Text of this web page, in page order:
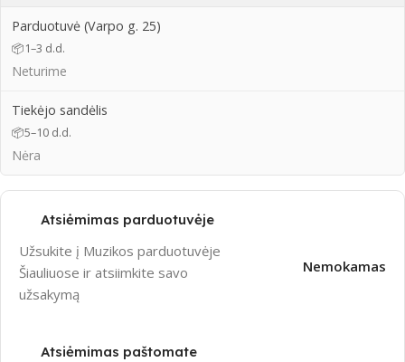
Parduotuvė (Varpo g. 25)
📦1–3 d.d.
Neturime
Tiekėjo sandėlis
📦5–10 d.d.
Nėra
Atsiėmimas parduotuvėje
Užsukite į Muzikos parduotuvėje
Šiauliuose ir atsiimkite savo
užsakymą
Nemokamas
Atsiėmimas paštomate